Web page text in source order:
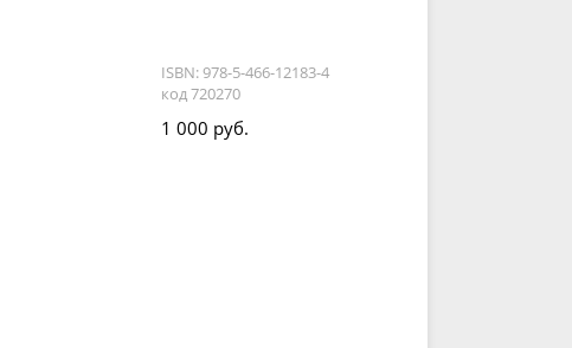
ISBN: 978-5-466-12183-4
код 720270
1 000 руб.